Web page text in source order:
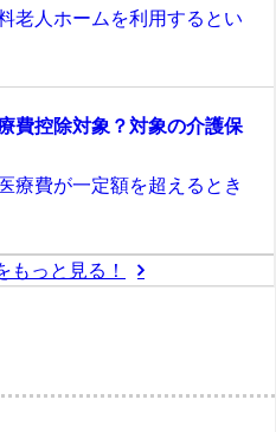
老人ホームを利用するとい
費控除対象？対象の介護保
療費が一定額を超えるとき
もっと見る！